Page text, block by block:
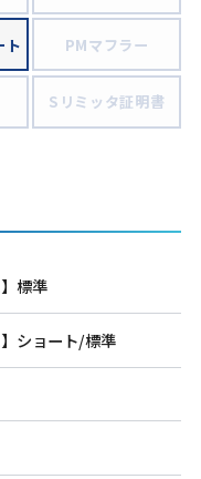
ト PMマフラー
Sリミッタ証明書
標準
】ショート/標準